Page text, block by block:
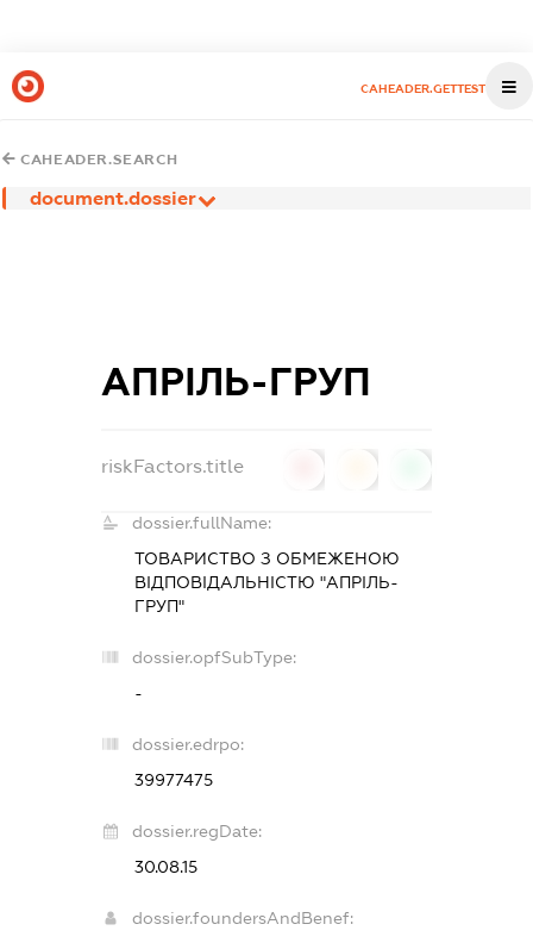
CAHEADER.GETTEST
CAHEADER.SEARCH
document.dossier
АПРІЛЬ-ГРУП
riskFactors.title
dossier.fullName:
ТОВАРИСТВО З ОБМЕЖЕНОЮ
ВІДПОВІДАЛЬНІСТЮ "АПРІЛЬ-
ГРУП"
dossier.opfSubType:
-
dossier.edrpo:
39977475
dossier.regDate:
30.08.15
dossier.foundersAndBenef: